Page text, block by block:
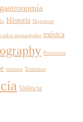
gastronomía
Historia Hogueras
municipales música
Pirotecnia
tomates Tomatina
València